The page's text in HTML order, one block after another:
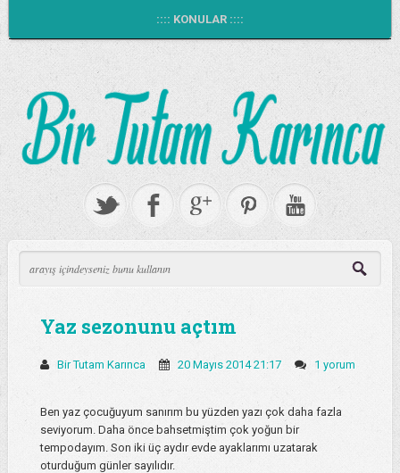
:::: KONULAR ::::
Yaz sezonunu açtım
Bir Tutam Karınca 20 Mayıs 2014 21:17 1 yorum
Ben yaz çocuğuyum sanırım bu yüzden yazı çok daha fazla
seviyorum. Daha önce bahsetmiştim çok yoğun bir
tempodayım. Son iki üç aydır evde ayaklarımı uzatarak
oturduğum günler sayılıdır.